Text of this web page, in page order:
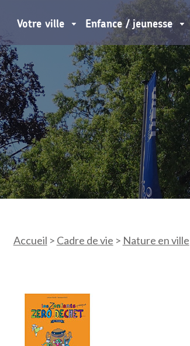
Votre ville Enfance / jeunesse
Accueil > Cadre de vie > Nature en ville